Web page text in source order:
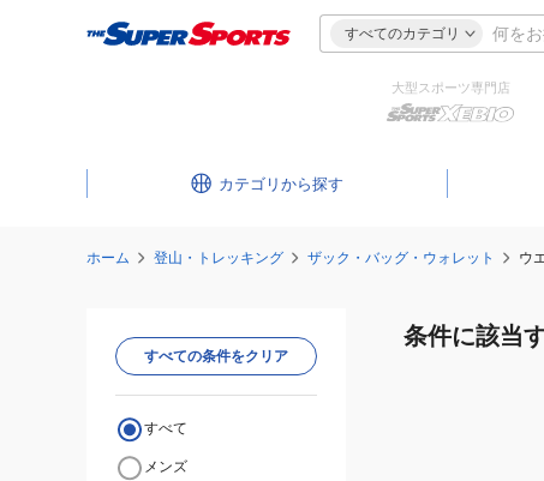
すべてのカテゴリ
大型スポーツ専門店
カテゴリ
ホーム 登山・トレッキング ザック・バッグ・ウォレット ウ
条件に該当
すべての条件をクリア
すべて
メンズ